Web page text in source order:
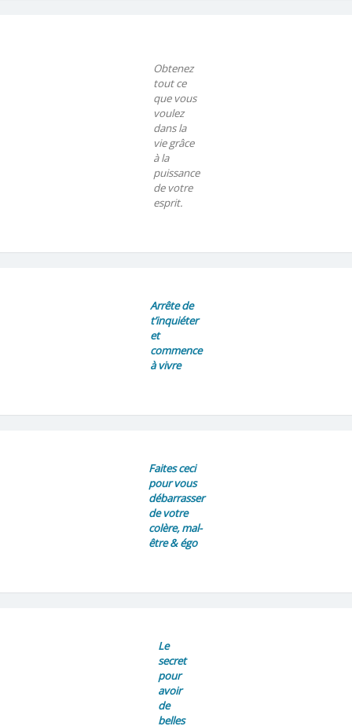
Obtenez
tout ce
que vous
voulez
dans la
vie grâce
à la
puissance
de votre
esprit.
Arrête de
t’inquiéter
et
commence
à vivre
Faites ceci
pour vous
débarrasser
de votre
colère, mal-
être & égo
Le
secret
pour
avoir
de
belles